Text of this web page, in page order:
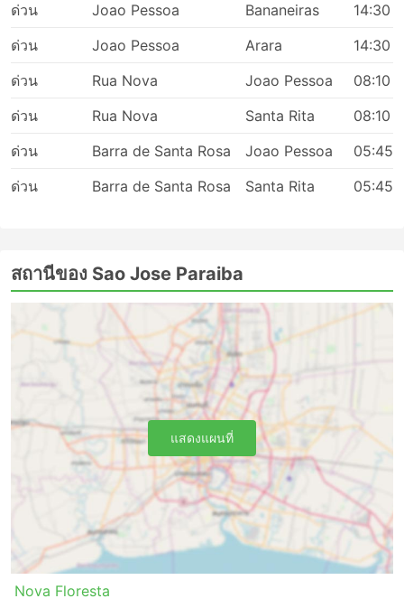
ธรรมดา ต่างถือเป็นทางเลือกที่ดีสำหรับการเดินทางระยะสั้น ตู้
นอนหรือรถโค้ชวีไอพีเหมาะสำหรับการเดินทางระยะยาวและ
นุ่มๆ กว้างๆ บางครั้งมีตัวเลือกการนวดในตัว ผ้าห่ม น้ำอัดลม
ห้องน้ำหรือแวะเติมน้ำมัน การเดินทางด้วยรถบัสกลางคืนช่วย
เดินทางจะสะดวกสบายที่สุด ให้เลือกประเภทของรถบัสของ
คุณอย่างชาญฉลาด ราคาขึ้นอยู่กับระยะทางที่คุณนั่งและ
ประเภทของรถโค้ชเสมอ สำหรับการเดินทางระยะสั้นในบาง
การเดินทางโดยรถประจำทาง: ข้อดีและข้อ
เสีย
ข้อดีของการเดินทางด้วยรถบัส
รถบัสเป็นทางเลือกที่ดีที่สุดในการเดินทางไปยังจุดหมาย
ที่ไม่ได้เชื่อมต่อกันด้วยรถไฟหรือเครื่องบิน ซึ่งเครือข่าย
รถโดยสารมักครอบคลุมเกือบทั้งประเทศ และเส้นทาง
ของรถโดยสารประจำทางก็มีมาอย่างยาวนาน
ตรงกันข้ามกับการเดินทางทางอากาศและการเดินทาง
ด้วยรถไฟในบางครั้ง การขึ้นรถประจำทางไม่จำเป็นต้อง
มาถึงสถานีขนส่งล่วงหน้ามากนัก การเช็คอินใช้เวลาไม่
นาน แม้ในเส้นทางระหว่างประเทศ น้ำหนักสัมภาระที่
อนุญาตมักจะเพียงพอกับผู้เดินทางมากและค่าธรรมเนียม
สำหรับสัมภาระเพิ่มเติมมักจะไม่สูงมากนัก ในกรณีที่มี
การกำหนดขีดจำกัดไว้
ด่วน
Joao Pessoa Bananeiras
14:30
ด่วน
Joao Pessoa Arara
14:30
ด่วน
Rua Nova Joao Pessoa
08:10
ด่วน
Rua Nova Santa Rita
08:10
ด่วน
Barra de Santa Rosa Joao Pessoa
05:45
ด่วน
Barra de Santa Rosa Santa Rita 05:45
สถานีของ Sao Jose Paraiba
Nova Floresta
แสดงแผนที่